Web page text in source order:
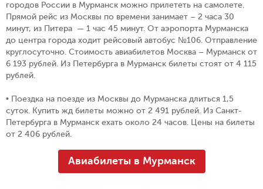
городов России в Мурманск можно прилететь на самолете.
Прямой рейс из Москвы по времени занимает – 2 часа 30
минут, из Питера — 1 час 45 минут. От аэропорта Мурманска
до центра города ходит рейсовый автобус №106. Отправление
круглосуточно. Стоимость авиабилетов Москва – Мурманск от
6 193 рублей. Из Петербурга в Мурманск билеты стоят от 4 115
рублей.
• Поездка на поезде из Москвы до Мурманска длиться 1,5
суток. Купить жд билеты можно от 2 491 рублей. Из Санкт-
Петербурга в Мурманск ехать около 24 часов. Цены на билеты
от 2 406 рублей.
Авиабилеты в Мурманск